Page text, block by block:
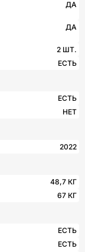
ДА
ДА
2 ШТ.
ЕСТЬ
ЕСТЬ
НЕТ
2022
48,7 КГ
67 КГ
ЕСТЬ
ЕСТЬ